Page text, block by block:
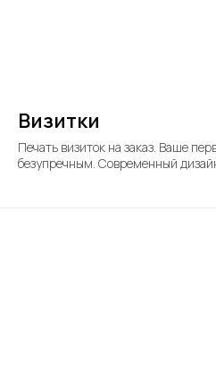
Визитки
Печать визиток на заказ. Ваше
безупречным. Современный